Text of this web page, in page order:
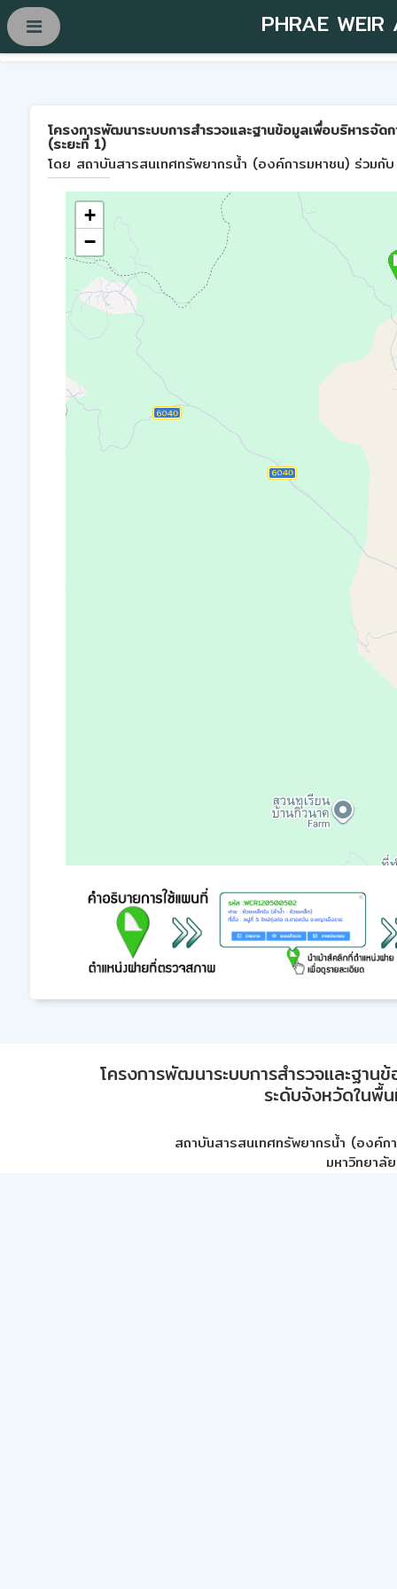
PHRAE WEIR
โครงการพัฒนาระบบการสำรวจและฐานข้อมูลเพื่อบริหารจั
(ระยะที่ 1)
โดย สถาบันสารสนเทศทรัพยากรน้ำ (องค์การมหาชน) ร่วมกั
+
−
โครงการพัฒนาระบบการสำรวจและฐา
ระดับจังหวัดในพื้
สถาบันสารสนเทศทรัพยากรน้ำ (องค์ก
มหาวิทยาลั